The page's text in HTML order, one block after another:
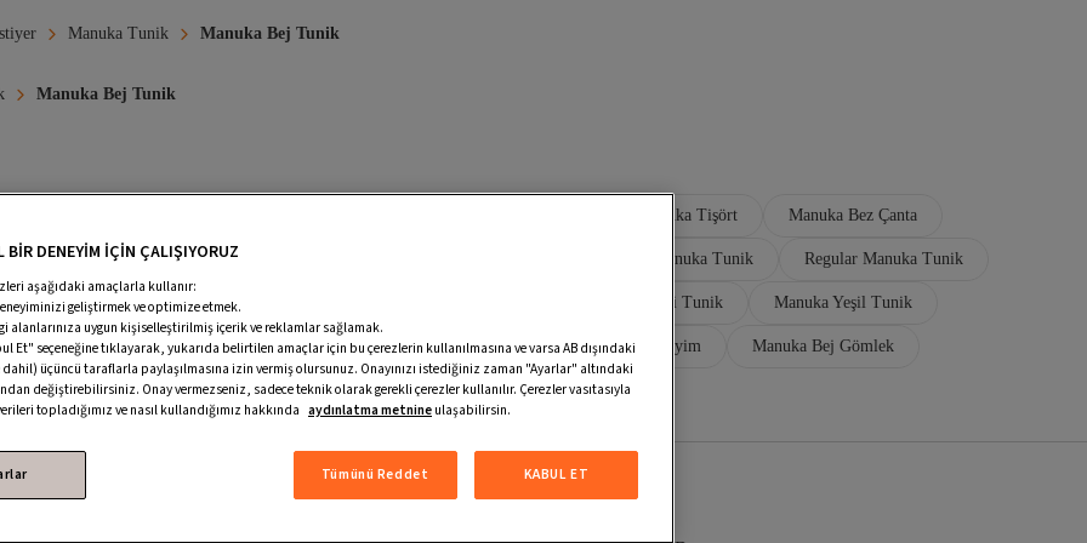
Manuka Tunik Manuka Bej Tunik
Manuka Bej Tunik
Manuka Tişört Manuka Bez Çanta
Tunik %100 Pamuk Manuka Tunik Pamuk Manuka Tunik Regular Manuka Tunik
Manuka Tesettür Tunik Manuka Kahverengi Tunik Manuka Yeşil Tunik
Bej Bluz Manuka Siyah Tunik Manuka Pembe Tunik Manuka Tesettür Giyim Manuka Bej Gömlek
BİR DENEYİM İÇİN ÇALIŞIYORUZ
aşağıdaki amaçlarla kullanır:
geliştirmek ve optimize etmek.
alanlarınıza uygun kişiselleştirilmiş içerik ve reklamlar sağlamak.
Et" seçeneğine tıklayarak, yukarıda belirtilen amaçlar için bu çerezlerin kullanılmasına ve varsa AB dışındaki
dahil) üçüncü taraflarla paylaşılmasına izin vermiş olursunuz. Onayınızı istediğiniz zaman "Ayarlar" altındaki
değiştirebilirsiniz. Onay vermezseniz, sadece teknik olarak gerekli çerezler kullanılır. Çerezler vasıtasıyla
topladığımız ve nasıl kullandığımız hakkında aydınlatma metnineulaşabilirsin.
Tümünü Reddet KABUL ET